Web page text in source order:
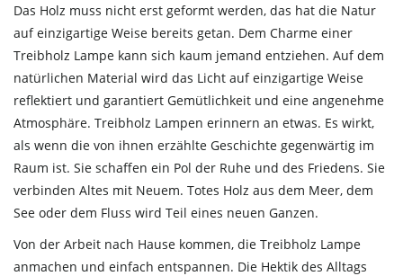
Das Holz muss nicht erst geformt werden, das hat die Natur
auf einzigartige Weise bereits getan. Dem Charme einer
Treibholz Lampe kann sich kaum jemand entziehen. Auf dem
natürlichen Material wird das Licht auf einzigartige Weise
reflektiert und garantiert Gemütlichkeit und eine angenehme
Atmosphäre. Treibholz Lampen erinnern an etwas. Es wirkt,
als wenn die von ihnen erzählte Geschichte gegenwärtig im
Raum ist. Sie schaffen ein Pol der Ruhe und des Friedens. Sie
verbinden Altes mit Neuem. Totes Holz aus dem Meer, dem
See oder dem Fluss wird Teil eines neuen Ganzen.
Von der Arbeit nach Hause kommen, die Treibholz Lampe
anmachen und einfach entspannen. Die Hektik des Alltags